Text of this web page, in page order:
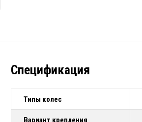
Спецификация
Типы колес
Вариант крепления